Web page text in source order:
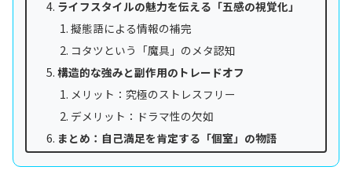
ライフスタイルの魅力を伝える「五感の視覚化」
擬態語による情報の補完
コタツという「魔具」のメタ認知
構造的な強みと副作用のトレードオフ
メリット：究極のストレスフリー
デメリット：ドラマ性の欠如
まとめ：自己満足を肯定する「個室」の物語